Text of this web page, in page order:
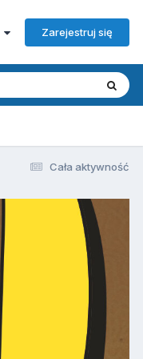
Zarejestruj się
Cała aktywność